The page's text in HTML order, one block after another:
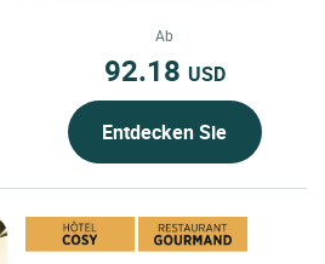
Mittelmeer und die Alpen....
Ab
92.18 USD
Entdecken Sie